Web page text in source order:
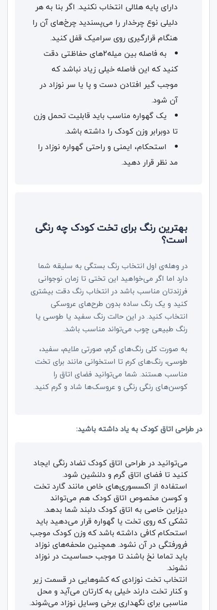
دارای پایه هلالی انتخاب نکنید. اگر بنا به هر
دلیلی نوع چرخدار را می‌پسندید چرخ‌های آن را
هنگام قرارگیری روی سرامیک قفل کنید.
به فاصله بین میله2های حفاظتی دقت
کنید که این فاصله خیلی زیاد نباشد که
موجب گیر افتادن دست و پا یا سر نوزاد در
آن شود.
یک گهواره مناسب باید قابلیت تحمل وزن
تا دوبرابر وزن کودک را داشته باشد.
استحکام، ایمنی و راحتی گهواره نوزاد را
مد نظر قرار دهید.
بهترین رنگ برای تخت کودک چه رنگی
است؟
در وهله‌ی اول انتخاب رنگ بستگی به سلیقه شما
دارد اما اگر می‌خواهید این تختی تا زمان نوجوانی
فرزندتان مناسب باشد در انتخاب رنگ دقت بیشتری
کنید و یک رنگ ساده بدون طرح‌های عروسکی
انتخاب کنید. در این حالت رنگ سفید یا طوسی یا
رنگ طبیعی چوب می‌تواند مناسب باشد.
به صورت کلی رنگ‌های گرم، صورتی ملایم، سفید،
طوسی، رنگ‌های کرم تا استخوانی مانند برای تخت
مناسب هستند. شما می‌توانید فضای اتاق را
کوسن‌های رنگی رنگی و عروسک‌ها شاد و گرم کنید.
در طراحی اتاق کودک به یاد داشته باشید:
می‌توانید در طراحی اتاق کودک تضاد رنگی ایجاد
کنید تا فضای اتاق گرم و دلنشین شود.
استفاده از اکسسوری‌های خاص مانند گارد تخت
و کوسن‌ مخصوص اتاق کودک هم می‌تواند
دیزاین خاصی به اتاق کودک دلبند شما بدهد.
تشکی که روی تخت یا گهواره قرار می‌دهید باید
استحکام کافی داشته باشد که وزن کودک موجب
فرورفتگی در آن نشود. همچنین ملحفه‌های نوزاد
باید تماما نخ باشند تا موجب حساسیت در نوزاد
نشوند.
انتخاب تخت‌ نوزادی که کشوهایی در قسمت زیر
و کنار تخت دارند خیلی به کارتان می‌آید و محل
مناسبی برای نگهداری برخی وسایل نوزاد می‌شوند.